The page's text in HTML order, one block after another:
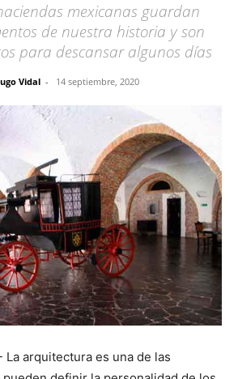
mexicanas guardan
de nuestra historia y son
para descansar algunos días
Vidal - 14 septiembre, 2020
La arquitectura es una de las